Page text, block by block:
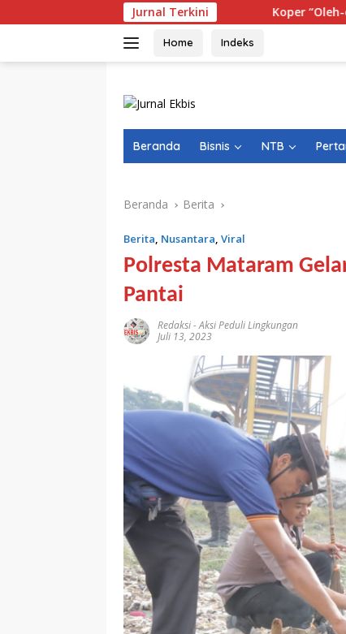
ke
Jurnal TerkiniKoper “Oleh-oleh” WNA
Home Indeks
Beranda Bisnis NTB
Beranda Berita
Berita, Nusantara, Viral
Polresta Mataram
Pantai
Redaksi-Aksi Peduli Lingkungan
Juli 13, 2023